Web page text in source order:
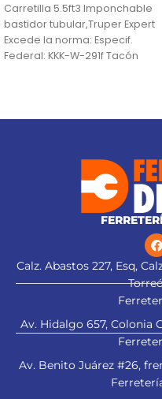
Carretilla 5.5ft3 Imponchable
bastidor tubular,Truper Expert
Excede la norma: Especif.
Federal: KKK-W-291f Tacón
Calz. Abastos 227, Esq,
Av. Hidalgo 657, Colonia
Av. Benito Juárez #26,